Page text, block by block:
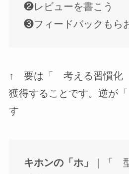
❷レビューを書こう
❸フィードバックもら
↑ 要は「 考える習慣化
獲得することです。逆
す
キホンの「ホ」
｜「